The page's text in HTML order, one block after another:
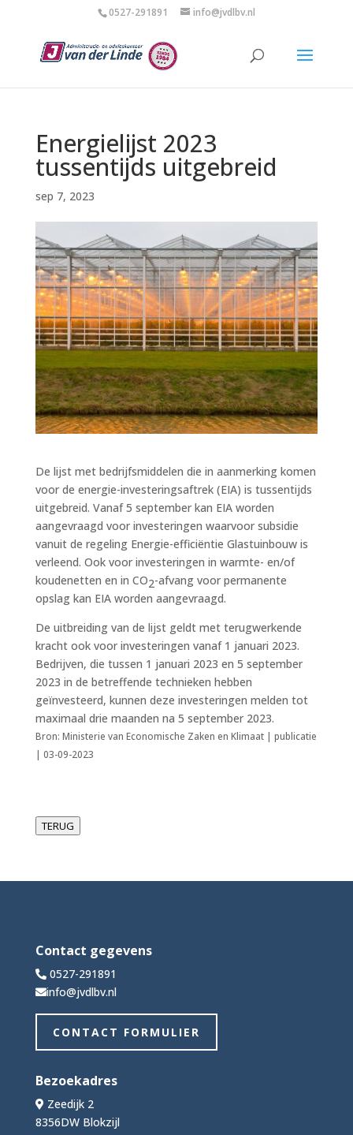
0527-291891 info@jvdlbv.nl
Energielijst 2023
tussentijds uitgebreid
sep 7, 2023
De lijst met bedrijfsmiddelen die in aanmerking komen
voor de energie-investeringsaftrek (EIA) is tussentijds
uitgebreid. Vanaf 5 september kan EIA worden
aangevraagd voor investeringen waarvoor subsidie
vanuit de regeling Energie-efficiëntie Glastuinbouw is
verleend. Ook voor investeringen in warmte- en/of
koudenetten en in CO2-afvang voor permanente
opslag kan EIA worden aangevraagd.
De uitbreiding van de lijst geldt met terugwerkende
kracht ook voor investeringen vanaf 1 januari 2023.
Bedrijven, die tussen 1 januari 2023 en 5 september
2023 in de betreffende technieken hebben
geïnvesteerd, kunnen deze investeringen melden tot
maximaal drie maanden na 5 september 2023.
Bron: Ministerie van Economische Zaken en Klimaat | publicatie
| 03-09-2023
TERUG
Contact gegevens
0527-291891
info@jvdlbv.nl
CONTACT FORMULIER
Bezoekadres
Zeedijk 2
8356DW Blokzijl